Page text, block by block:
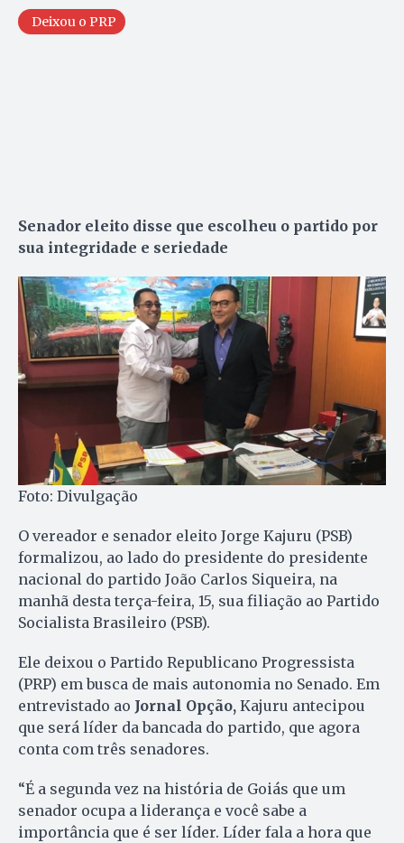
Deixou o PRP
Senador eleito disse que escolheu o partido por
sua integridade e seriedade
Foto: Divulgação
O vereador e senador eleito Jorge Kajuru (PSB)
formalizou, ao lado do presidente do presidente
nacional do partido João Carlos Siqueira, na
manhã desta terça-feira, 15, sua filiação ao Partido
Socialista Brasileiro (PSB).
Ele deixou o Partido Republicano Progressista
(PRP) em busca de mais autonomia no Senado. Em
entrevistado ao Jornal Opção, Kajuru antecipou
que será líder da bancada do partido, que agora
conta com três senadores.
“É a segunda vez na história de Goiás que um
senador ocupa a liderança e você sabe a
importância que é ser líder. Líder fala a hora que